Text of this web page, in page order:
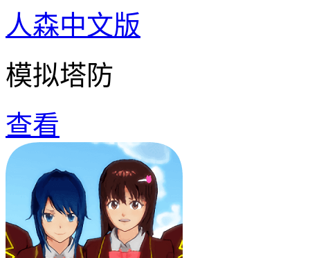
人森中文版
模拟塔防
查看